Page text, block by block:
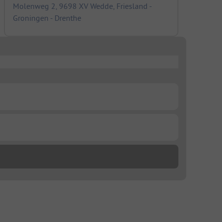
Molenweg 2, 9698 XV Wedde, Friesland -
Groningen - Drenthe